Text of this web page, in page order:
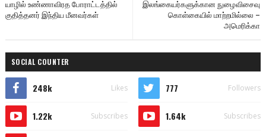
இலங்கையர்களுக்கான நுழைவிசைவு
கொள்கையில் மாற்றமில்லை –
அமெரிக்கா
யாழில் உண்ணாவிரத போராட்டத்தில்
குதித்தனர் இந்திய மீனவர்கள்
SOCIAL COUNTER
248k Likes 777 Followers
1.22k Subscribes 1.64k Subscribes